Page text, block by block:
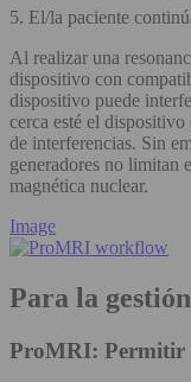
5. El/la paciente
Al realizar una
dispositivo con
dispositivo puede
cerca esté el
de interferencias. Sin
generadores no limitan
magnética nuclear.
Image
Para la
ProMRI: Permitir